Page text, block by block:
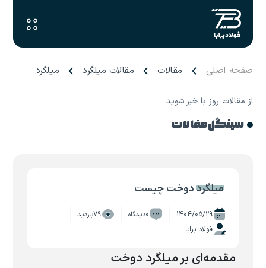
صفحه اصلی مقالات مقالات میلگرد میلگرد
از مقالات روز با خبر شوید
سینگل مقالات
میلگرد دوخت چیست
1404/05/29 0دیدگاه
79بازدید
فولاد برابا
مقدمه‌ای بر میلگرد دوخت